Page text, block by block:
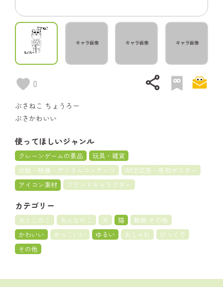
0 share
ぶさねこ ちょうろー
ぶさかわいい
使ってほしいジャンル
クレーンゲームの景品
玩具・雑貨
出版・映像・デジタルコンテンツ
WEB広告・告知ポスター
アイコン素材
ブランドキャラクター
カテゴリー
おとこのこ おんなのこ 犬 猫
動物 その他
かわいい
かっこいい ゆるい おしゃれ
びっくり
その他